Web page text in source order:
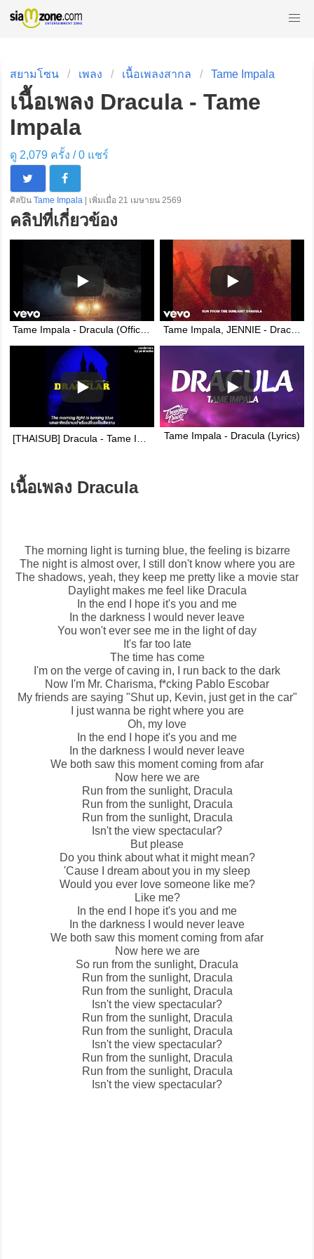
สยามโซน เพลง เนื้อเพลงสากล Tame Impala
เนื้อเพลง Dracula - Tame
Impala
ดู 2,079 ครั้ง /0แชร์
ศิลปิน Tame Impala | เพิ่มเมื่อ 21 เมษายน 2569
คลิปที่เกี่ยวข้อง
Tame Impala - Dracula (Official Video) Tame Impala, JENNIE - Dracula (JENNIE Remix - Official Lyric Video)
[THAISUB] Dracula - Tame Impala, JENNIE แปลไทย Tame Impala - Dracula (Lyrics)
เนื้อเพลง Dracula
The morning light is turning blue, the feeling is bizarre
The night is almost over, I still don't know where you are
The shadows, yeah, they keep me pretty like a movie star
Daylight makes me feel like Dracula
In the end I hope it's you and me
In the darkness I would never leave
You won't ever see me in the light of day
It's far too late
The time has come
I'm on the verge of caving in, I run back to the dark
Now I'm Mr. Charisma, f*cking Pablo Escobar
My friends are saying "Shut up, Kevin, just get in the car"
I just wanna be right where you are
Oh, my love
In the end I hope it's you and me
In the darkness I would never leave
We both saw this moment coming from afar
Now here we are
Run from the sunlight, Dracula
Run from the sunlight, Dracula
Run from the sunlight, Dracula
Isn't the view spectacular?
But please
Do you think about what it might mean?
'Cause I dream about you in my sleep
Would you ever love someone like me?
Like me?
In the end I hope it's you and me
In the darkness I would never leave
We both saw this moment coming from afar
Now here we are
So run from the sunlight, Dracula
Run from the sunlight, Dracula
Run from the sunlight, Dracula
Isn't the view spectacular?
Run from the sunlight, Dracula
Run from the sunlight, Dracula
Isn't the view spectacular?
Run from the sunlight, Dracula
Run from the sunlight, Dracula
Isn't the view spectacular?